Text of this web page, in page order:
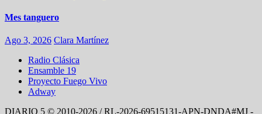
Mes tanguero
Ago 3, 2026 Clara Martínez
Radio Clásica
Ensamble 19
Proyecto Fuego Vivo
Adway
DIARIO 5 © 2010-2026 / RL-2026-69515131-APN-DNDA#MJ -